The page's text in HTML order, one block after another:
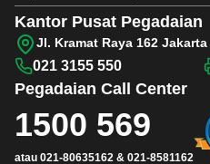
Pegadaian Call Center
1500 569
atau 021-80635162 & 021-8581162
Kantor Pusat Pegadaian
Jl. Kramat Raya 162
021 3155 550